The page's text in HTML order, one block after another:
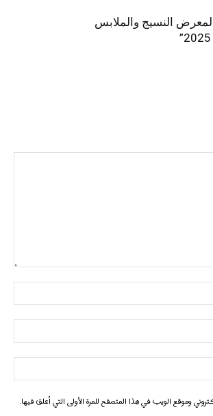
لمعرض النسيج والملابس
وموقع الويب في هذا المتصفح للمرة الأولى التي أعلق فيها.